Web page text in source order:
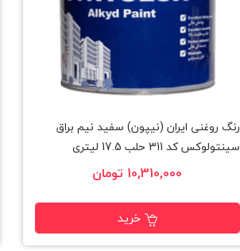
رنگ روغنی ایران (نیپون) سفید نیم براق
سینتولوکس کد 311 حلب 17.5 لیتری
10,310,000 تومان
خرید